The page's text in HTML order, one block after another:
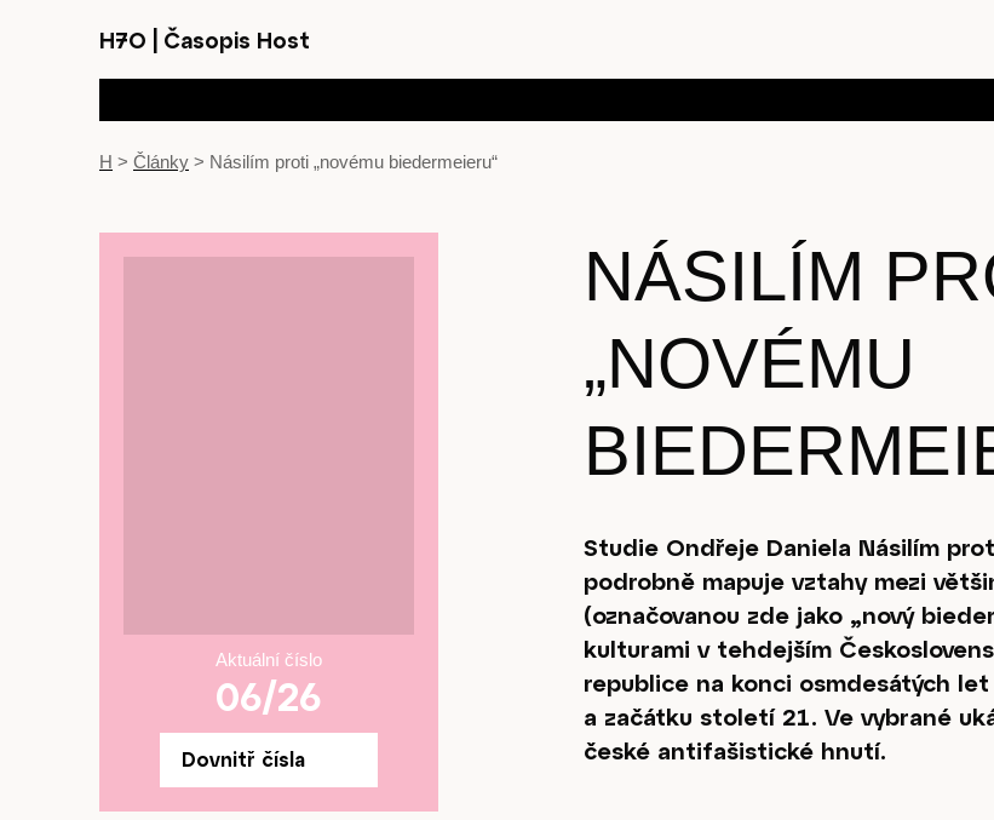
H7O Časopis Host
H > Články > Násilím proti „novému biedermeieru“
Aktuální číslo
06/26
Dovnitř čísla
NÁSILÍM
„NOVÉMU
Studie Ondřeje Daniela Násilím
podrobně mapuje vztahy mezi
(označovanou zde jako „nový
kulturami v tehdejším
republice na konci osmdesátých
a začátku století 21. Ve vybrané
české antifašistické hnutí.